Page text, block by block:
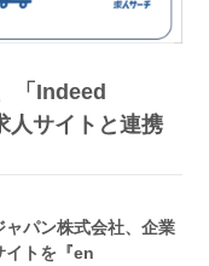
「Indeed
人サイトと連携
ャパン株式会社、企業
イトを『en